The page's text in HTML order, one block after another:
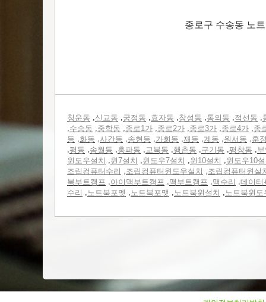
종로구 수송동 노
청운동 ,신교동 ,궁정동 ,효자동 ,창성동 ,통의동 ,적선동 ,
,수송동 ,중학동 ,종로1가 ,종로2가 ,종로3가 ,종로4가 ,종
동 ,화동 ,사간동 ,송현동 ,가회동 ,재동 ,계동 ,원서동 ,훈
,평동 ,송월동 ,홍파동 ,교북동 ,행촌동 ,구기동 ,평창동 ,
윈도우설치 ,윈7설치 ,윈도우7설치 ,윈10설치 ,윈도우10
조립컴퓨터수리 ,조립컴퓨터윈도우설치 ,조립컴퓨터윈설
북부트캠프 ,아이맥부트캠프 ,맥부트캠프 ,맥수리 ,데이터
수리 ,노트북포멧 ,노트북포맷 ,노트북윈설치 ,노트북윈도